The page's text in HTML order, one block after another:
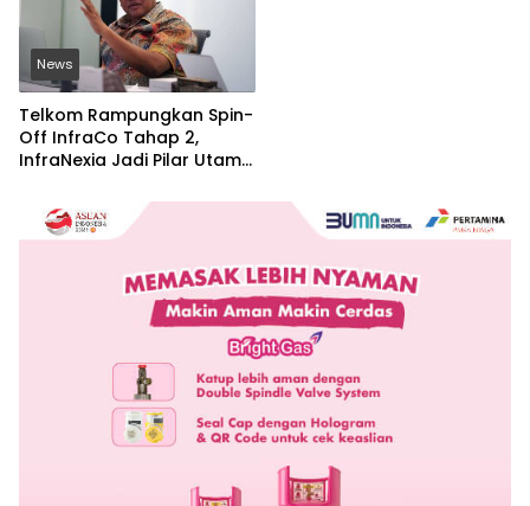
News
Telkom Rampungkan Spin-
Off InfraCo Tahap 2,
InfraNexia Jadi Pilar Utama
Connectivity